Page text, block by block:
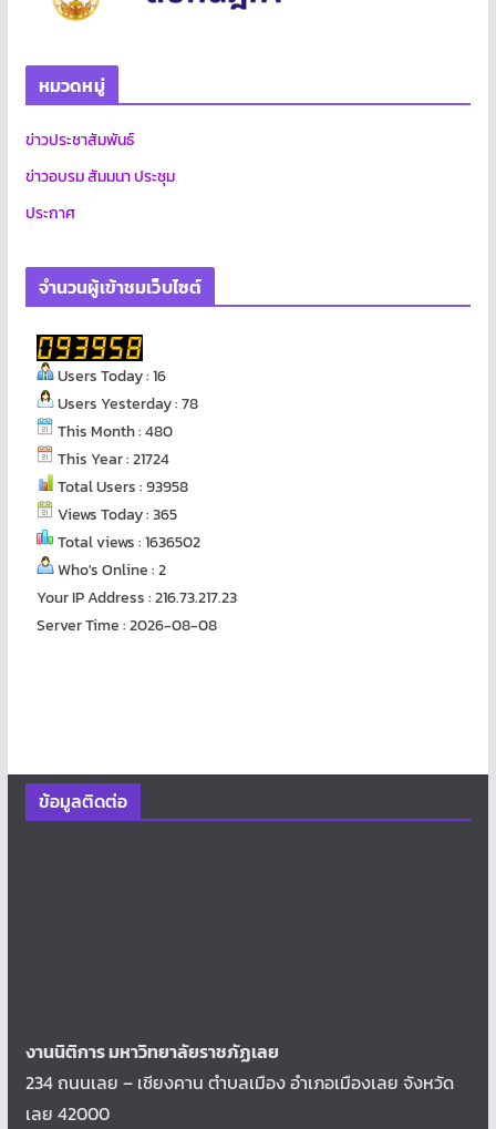
หมวดหมู่
ข่าวประชาสัมพันธ์
ข่าวอบรม สัมมนา ประชุม
ประกาศ
จำนวนผู้เข้าชมเว็บไซต์
Users Today : 16
Users Yesterday : 78
This Month : 480
This Year : 21724
Total Users : 93958
Views Today : 365
Total views : 1636502
Who's Online : 2
Your IP Address : 216.73.217.23
Server Time : 2026-08-08
ข้อมูลติดต่อ
งานนิติการ มหาวิทยาลัยราชภัฏเลย
234 ถนนเลย – เชียงคาน ตำบลเมือง อำเภอเมืองเลย จังหวัด
เลย 42000